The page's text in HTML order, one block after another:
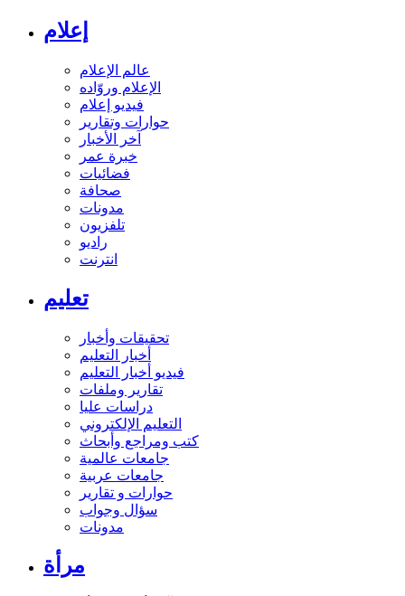
إعلام
عالم الإعلام
الإعلام وروّاده
فيديو إعلام
حوارات وتقارير
آخر الأخبار
خبرة عمر
فضائيات
صحافة
مدونات
تلفزيون
راديو
انترنت
تعليم
تحقيقات وأخبار
أخبار التعليم
فيديو أخبار التعليم
تقارير وملفات
دراسات عليا
التعليم الإلكتروني
كتب ومراجع وأبحاث
جامعات عالمية
جامعات عربية
حوارات و تقارير
سؤال وجواب
مدونات
مرأة